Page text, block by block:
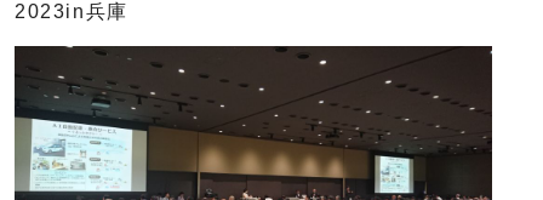
2023in兵庫